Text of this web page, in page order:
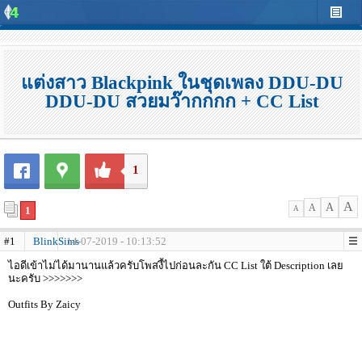
แต่งสาว Blackpink ในชุดเพลง DDU-DU
DDU-DU สวยมว๊ากกกก + CC List
1
1 A A A A
#1 BlinkSims14-07-2019 - 10:13:52
ไอดีเข้าไม่ได้มานานแล้วครับโพสงี้ไปก่อนละกัน CC List ใต้ Description เลย
นะครับ >>>>>>>
Outfits By Zaicy